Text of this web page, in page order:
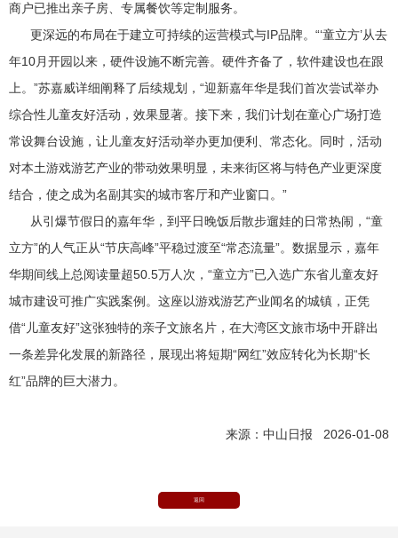
商户已推出亲子房、专属餐饮等定制服务。
更深远的布局在于建立可持续的运营模式与IP品牌。“‘童立方’从去
年10月开园以来，硬件设施不断完善。硬件齐备了，软件建设也在跟
上。”苏嘉威详细阐释了后续规划，“迎新嘉年华是我们首次尝试举办
综合性儿童友好活动，效果显著。接下来，我们计划在童心广场打造
常设舞台设施，让儿童友好活动举办更加便利、常态化。同时，活动
对本土游戏游艺产业的带动效果明显，未来街区将与特色产业更深度
结合，使之成为名副其实的城市客厅和产业窗口。”
从引爆节假日的嘉年华，到平日晚饭后散步遛娃的日常热闹，“童
立方”的人气正从“节庆高峰”平稳过渡至“常态流量”。数据显示，嘉年
华期间线上总阅读量超50.5万人次，“童立方”已入选广东省儿童友好
城市建设可推广实践案例。这座以游戏游艺产业闻名的城镇，正凭
借“儿童友好”这张独特的亲子文旅名片，在大湾区文旅市场中开辟出
一条差异化发展的新路径，展现出将短期“网红”效应转化为长期“长
红”品牌的巨大潜力。
来源：中山日报 2026-01-08
返回